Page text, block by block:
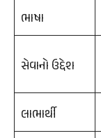
ભાષા
સેવાનો ઉદ્દેશ
લાભાર્થી